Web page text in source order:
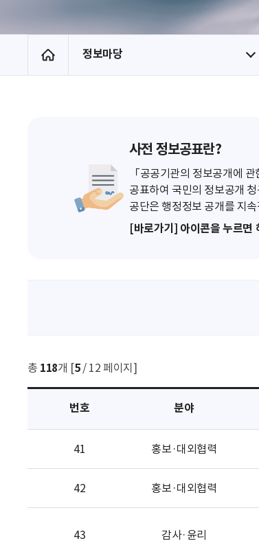
홈 정보마당
사전 정보공표란?
「공공기관의 정보공개에
공표하여 국민의 정보공개
공단은 행정정보 공개를 지
[바로가기] 아이콘을 누르면
총 118개 [5/ 12 페이지]
번호 분야
41 홍보·대외협력
42 홍보·대외협력
43 감사·윤리